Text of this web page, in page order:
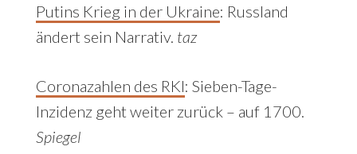
Putins Krieg in der Ukraine: Russland
ändert sein Narrativ. taz
Coronazahlen des RKI: Sieben-Tage-
Inzidenz geht weiter zurück – auf 1700.
Spiegel